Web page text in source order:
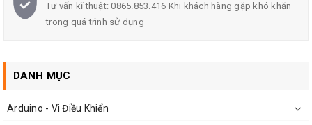
Độ dày ~0,13mm, nhỏ gọn nhưng đủ khả năng cách điện và bảo
vệ mối nối dây điện.
Tư vấn kĩ thuật: 0865.853.416 Khi khách hàng gặp khó khăn
trong quá trình sử dụng
DANH MỤC
Arduino - Vi Điều Khiển